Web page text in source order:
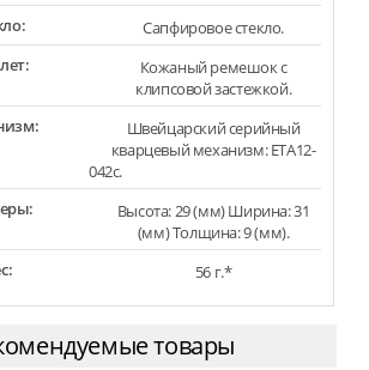
Сапфировое стекло.
Кожаный ремешок с
клипсовой застежкой.
Швейцарский серийный
кварцевый механизм: ETA12-
042c.
Высота: 29 (мм) Ширина: 31
(мм) Толщина: 9 (мм).
56 г.*
товары